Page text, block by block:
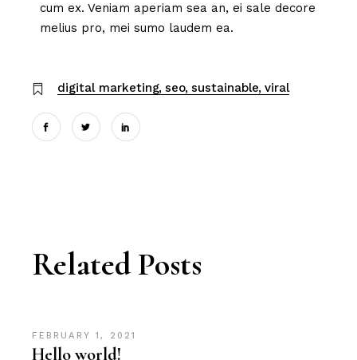
cum ex. Veniam aperiam sea an, ei sale decore
melius pro, mei sumo laudem ea.
digital marketing seo sustainable viral
Related Posts
FEBRUARY 1, 2021
Hello world!